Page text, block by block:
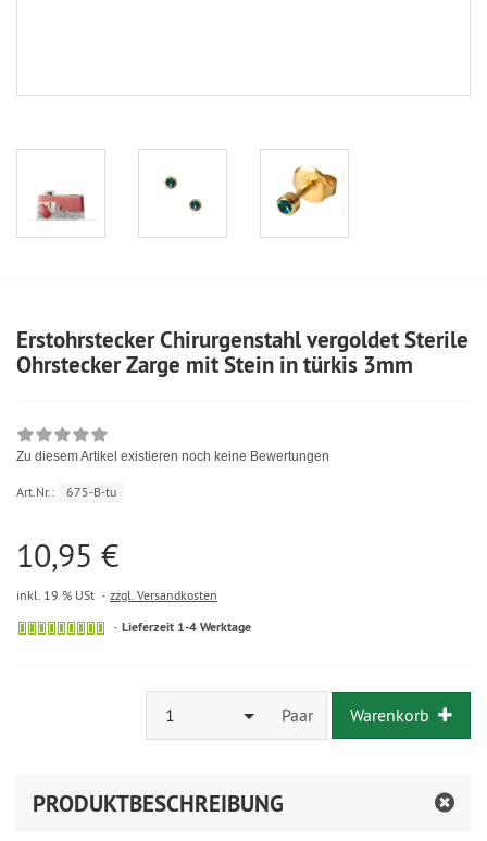
Erstohrstecker Chirurgenstahl vergoldet Sterile
Ohrstecker Zarge mit Stein in türkis 3mm
Zu diesem Artikel existieren noch keine Bewertungen
Art.Nr.: 675-B-tu
10,95 €
inkl. 19 % USt zzgl. Versandkosten
Lieferzeit 1-4 Werktage
1 Paar Warenkorb
PRODUKTBESCHREIBUNG